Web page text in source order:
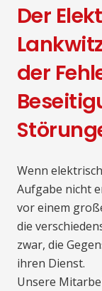
Der
der
Wenn
Aufgabe nicht
vor einem
die
zwar, die
ihren Dienst.
Unsere